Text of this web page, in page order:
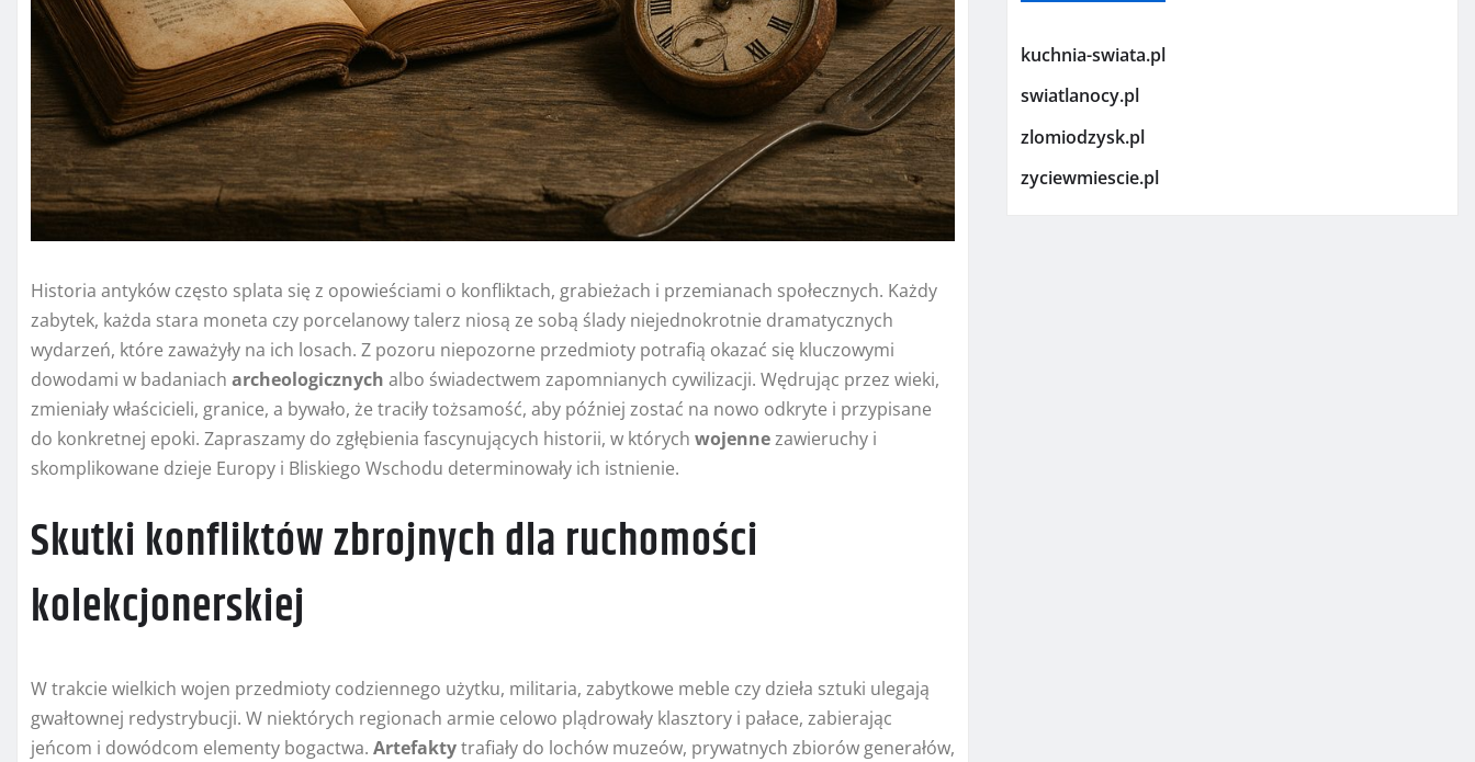
Historia antyków często splata się z opowieściami o konfliktach, grabieżach i przemianach społecznych. Każdy
zabytek, każda stara moneta czy porcelanowy talerz niosą ze sobą ślady niejednokrotnie dramatycznych
wydarzeń, które zaważyły na ich losach. Z pozoru niepozorne przedmioty potrafią okazać się kluczowymi
dowodami w badaniach archeologicznych albo świadectwem zapomnianych cywilizacji. Wędrując przez wieki,
zmieniały właścicieli, granice, a bywało, że traciły tożsamość, aby później zostać na nowo odkryte i przypisane
do konkretnej epoki. Zapraszamy do zgłębienia fascynujących historii, w których wojennezawieruchy i
skomplikowane dzieje Europy i Bliskiego Wschodu determinowały ich istnienie.
Skutki konfliktów zbrojnych dla ruchomości
kolekcjonerskiej
W trakcie wielkich wojen przedmioty codziennego użytku, militaria, zabytkowe meble czy dzieła sztuki ulegają
gwałtownej redystrybucji. W niektórych regionach armie celowo plądrowały klasztory i pałace, zabierając
jeńcom i dowódcom elementy bogactwa. Artefaktytrafiały do lochów muzeów, prywatnych zbiorów generałów,
kuchnia-swiata.pl
swiatlanocy.pl
zlomiodzysk.pl
zyciewmiescie.pl